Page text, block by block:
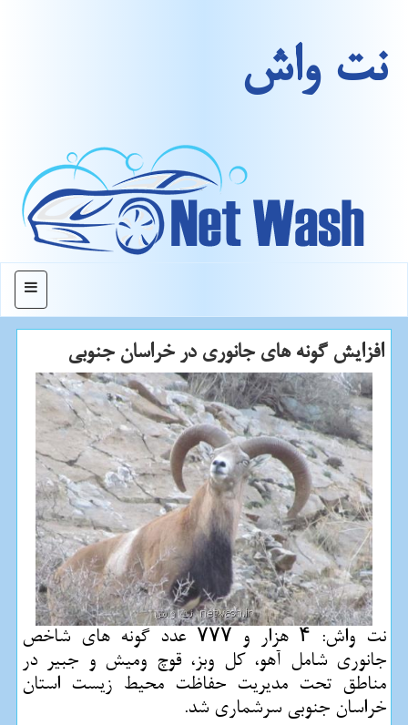
نت واش
منو
افزایش گونه های جانوری در خراسان جنوبی
نت واش: ۴ هزار و ۷۷۷ عدد گونه های شاخص
جانوری شامل آهو، كل وبز، قوچ ومیش و جبیر در
مناطق تحت مدیریت حفاظت محیط زیست استان
خراسان جنوبی سرشماری شد.